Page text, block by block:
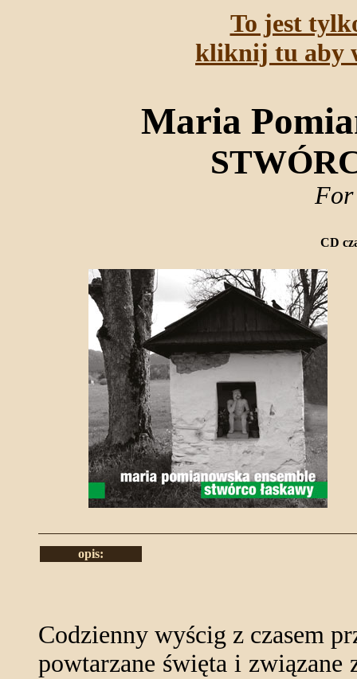
To jest
kliknij tu aby
Maria
For
CD
opis:
Codzienny wyścig z czasem
powtarzane święta i